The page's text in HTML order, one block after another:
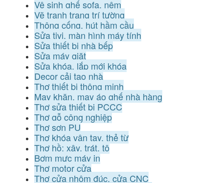
Vệ sinh ghế sofa, nệm
Vẽ tranh trang trí tường
Thông cống, hút hầm cầu
Sửa tivi, màn hình máy tính
Sửa thiết bị nhà bếp
Sửa máy giặt
Sửa khóa, lắp mới khóa
Decor cải tạo nhà
Thợ thiết bị thông minh
May khăn, may áo ghế nhà hàng
Thợ sửa thiết bị PCCC
Thợ gỗ công nghiệp
Thợ sơn PU
Thợ khóa vân tay, thẻ từ
Thợ hồ: xây, trát, tô
Bơm mực máy in
Thợ motor cửa
Thợ cửa nhôm đúc, cửa CNC